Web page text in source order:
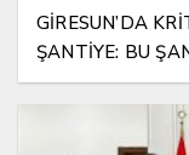
GİRESUN’DA
ŞANTİYE: BU